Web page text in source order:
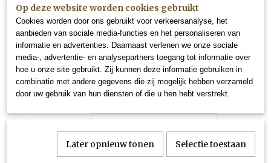
te bevestigen en eventuele verdere instructies te geven.
Naam
Telefoon
Bestelnummer
Reden van
Verstuur »
Op deze website worden cookies gebruikt
Cookies worden door ons gebruikt voor verkeersanalyse, het
aanbieden van sociale media-functies en het personaliseren van
informatie en advertenties. Daarnaast verlenen we onze sociale
media-, advertentie- en analysepartners toegang tot informatie over
hoe u onze site gebruikt. Zij kunnen deze informatie gebruiken in
combinatie met andere gegevens die zij mogelijk hebben verzameld
door uw gebruik van hun diensten of die u hen hebt verstrekt.
Later opnieuw tonen Selectie toestaan